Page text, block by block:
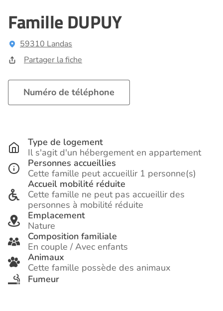
Famille DUPUY
59310 Landas
Partager la fiche
Numéro de téléphone
Type de logement
Il s'agit d'un hébergement en appartement
Personnes accueillies
Cette famille peut accueillir 1 personne(s)
Accueil mobilité réduite
Cette famille ne peut pas accueillir des
personnes à mobilité réduite
Emplacement
Nature
Composition familiale
En couple / Avec enfants
Animaux
Cette famille possède des animaux
Fumeur